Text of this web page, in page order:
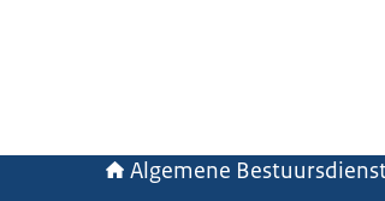
Algemene